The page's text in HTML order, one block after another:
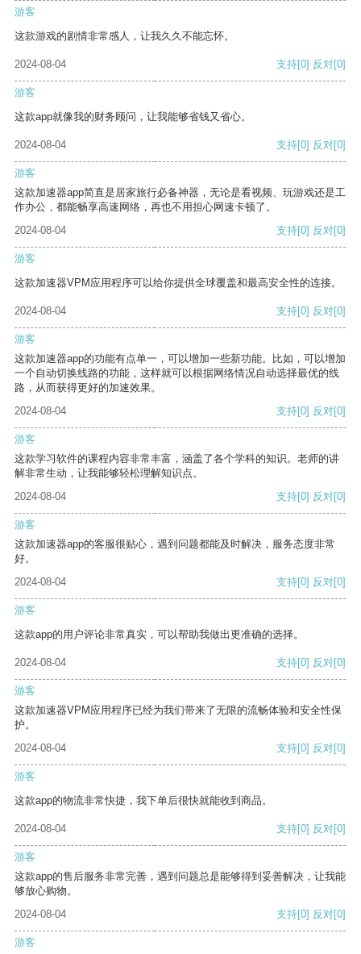
游客
这款游戏的剧情非常感人，让我久久不能忘怀。
2024-08-04 支持[0] 反对[0]
游客
这款app就像我的财务顾问，让我能够省钱又省心。
2024-08-04 支持[0] 反对[0]
游客
这款加速器app简直是居家旅行必备神器，无论是看视频、玩游戏还是工
作办公，都能畅享高速网络，再也不用担心网速卡顿了。
2024-08-04
支持[0] 反对[0]
游客
这款加速器VPM应用程序可以给你提供全球覆盖和最高安全性的连接。
2024-08-04 支持[0] 反对[0]
游客
这款加速器app的功能有点单一，可以增加一些新功能。比如，可以增加
一个自动切换线路的功能，这样就可以根据网络情况自动选择最优的线
路，从而获得更好的加速效果。
2024-08-04
支持[0] 反对[0]
游客
这款学习软件的课程内容非常丰富，涵盖了各个学科的知识。老师的讲
解非常生动，让我能够轻松理解知识点。
2024-08-04
支持[0] 反对[0]
游客
这款加速器app的客服很贴心，遇到问题都能及时解决，服务态度非常
好。
2024-08-04
支持[0] 反对[0]
游客
这款app的用户评论非常真实，可以帮助我做出更准确的选择。
2024-08-04 支持[0] 反对[0]
游客
这款加速器VPM应用程序已经为我们带来了无限的流畅体验和安全性保
护。
2024-08-04
支持[0] 反对[0]
游客
这款app的物流非常快捷，我下单后很快就能收到商品。
2024-08-04 支持[0] 反对[0]
游客
这款app的售后服务非常完善，遇到问题总是能够得到妥善解决，让我能
够放心购物。
2024-08-04
支持[0] 反对[0]
游客